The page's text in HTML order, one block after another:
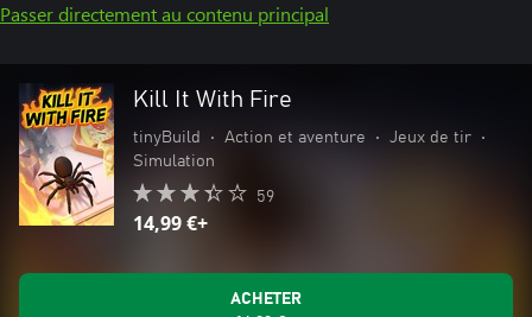
Passer directement au contenu principal
Kill It With Fire
tinyBuild • Action et aventure • Jeux de tir
•
Simulation
59
14,99 €+
ACHETER